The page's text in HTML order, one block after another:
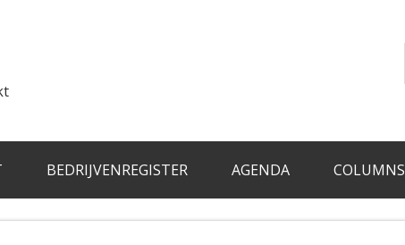
BEDRIJVENREGISTER AGENDA COLUMNS